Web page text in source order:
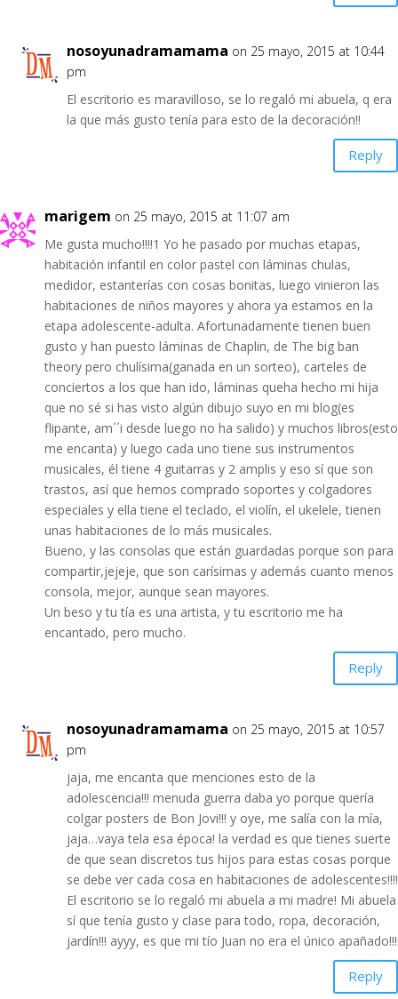
nosoyunadramamama on 25 mayo, 2015 at 10:44
pm
El escritorio es maravilloso, se lo regaló mi abuela, q era
la que más gusto tenía para esto de la decoración!!
Reply
marigem on 25 mayo, 2015 at 11:07 am
Me gusta mucho!!!!1 Yo he pasado por muchas etapas,
habitación infantil en color pastel con láminas chulas,
medidor, estanterías con cosas bonitas, luego vinieron las
habitaciones de niños mayores y ahora ya estamos en la
etapa adolescente-adulta. Afortunadamente tienen buen
gusto y han puesto láminas de Chaplin, de The big ban
theory pero chulísima(ganada en un sorteo), carteles de
conciertos a los que han ido, láminas queha hecho mi hija
que no sé si has visto algún dibujo suyo en mi blog(es
flipante, am´´i desde luego no ha salido) y muchos libros(esto
me encanta) y luego cada uno tiene sus instrumentos
musicales, él tiene 4 guitarras y 2 amplis y eso sí que son
trastos, así que hemos comprado soportes y colgadores
especiales y ella tiene el teclado, el violín, el ukelele, tienen
unas habitaciones de lo más musicales.
Bueno, y las consolas que están guardadas porque son para
compartir,jejeje, que son carísimas y además cuanto menos
consola, mejor, aunque sean mayores.
Un beso y tu tía es una artista, y tu escritorio me ha
encantado, pero mucho.
Reply
nosoyunadramamama on 25 mayo, 2015 at 10:57
pm
jaja, me encanta que menciones esto de la
adolescencia!!! menuda guerra daba yo porque quería
colgar posters de Bon Jovi!!! y oye, me salía con la mía,
jaja…vaya tela esa época! la verdad es que tienes suerte
de que sean discretos tus hijos para estas cosas porque
se debe ver cada cosa en habitaciones de adolescentes!!!!
El escritorio se lo regaló mi abuela a mi madre! Mi abuela
sí que tenía gusto y clase para todo, ropa, decoración,
jardín!!! ayyy, es que mi tío Juan no era el único apañado!!!
Reply